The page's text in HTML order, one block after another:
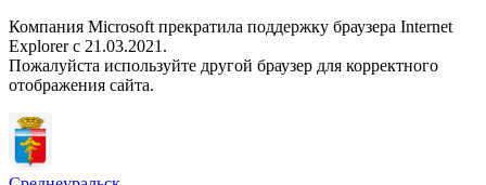
Компания Microsoft прекратила поддержку браузера Internet
Explorer c 21.03.2021.
Пожалуйста используйте другой браузер для корректного
отображения сайта.